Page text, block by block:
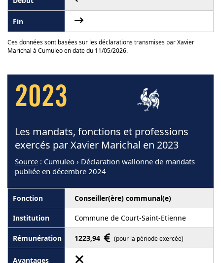
Ces données sont basées sur les déclarations transmises par Xavier
Marichal à Cumuleo en date du 11/05/2026.
2023
Les mandats, fonctions et professions
exercés par Xavier Marichal en 2023
Source : Cumuleo › Déclaration wallonne de mandats
publiée en décembre 2024
Conseiller(ère) communal(e)
Commune de Court-Saint-Etienne
1223,94 (pour la période exercée)